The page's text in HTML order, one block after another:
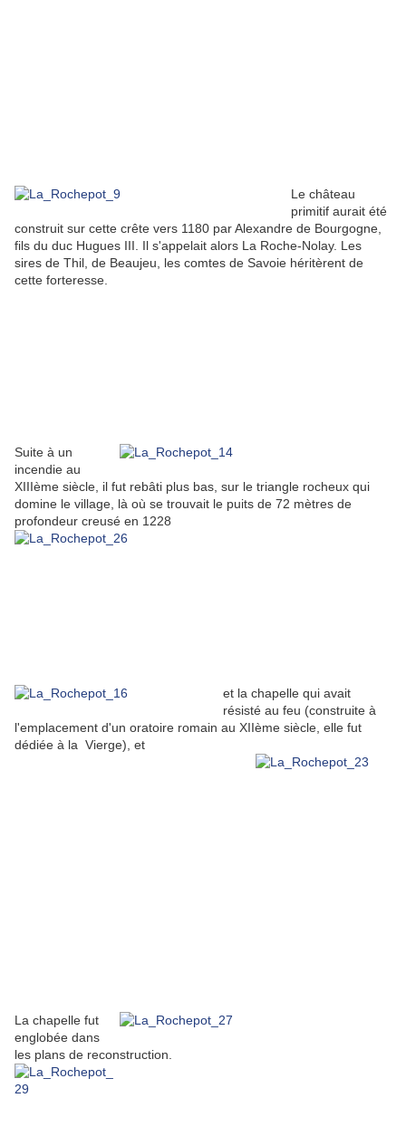
Le château
primitif aurait été
construit sur cette crête vers 1180 par Alexandre de Bourgogne,
fils du duc Hugues III. Il s'appelait alors La Roche-Nolay. Les
sires de Thil, de Beaujeu, les comtes de Savoie héritèrent de
cette forteresse.
Suite à un
incendie au
XIIIème siècle, il fut rebâti plus bas, sur le triangle rocheux qui
domine le village, là où se trouvait le puits de 72 mètres de
profondeur creusé en 1228
et la chapelle qui avait
résisté au feu (construite à
l'emplacement d'un oratoire romain au XIIème siècle, elle fut
dédiée à la Vierge), et
La chapelle fut
englobée dans
les plans de reconstruction.